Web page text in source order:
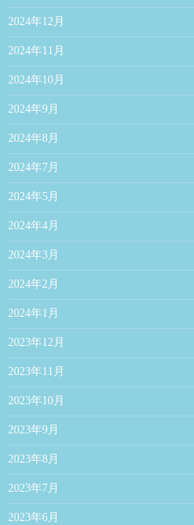
2024年12月
2024年11月
2024年10月
2024年9月
2024年8月
2024年7月
2024年5月
2024年4月
2024年3月
2024年2月
2024年1月
2023年12月
2023年11月
2023年10月
2023年9月
2023年8月
2023年7月
2023年6月